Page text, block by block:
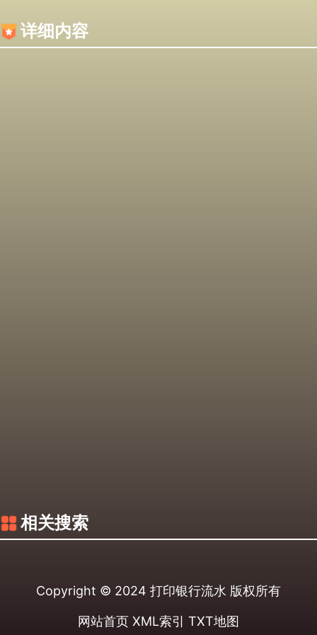
详细内容
相关搜索
Copyright © 2024 打印银行流水 版权所有
网站首页 XML索引 TXT地图